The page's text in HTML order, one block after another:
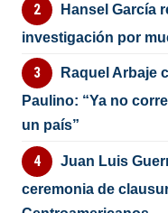
Hansel García
investigación por
Raquel Arbaje
Paulino: “Ya no
un país”
Juan Luis
ceremonia de